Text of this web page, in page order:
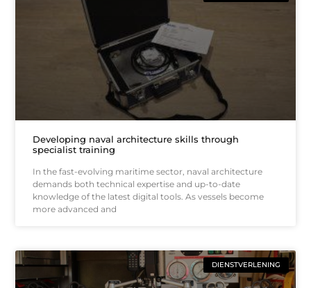
Developing naval architecture skills through
specialist training
In the fast-evolving maritime sector, naval architecture
demands both technical expertise and up-to-date
knowledge of the latest digital tools. As vessels become
more advanced and
DIENSTVERLENING